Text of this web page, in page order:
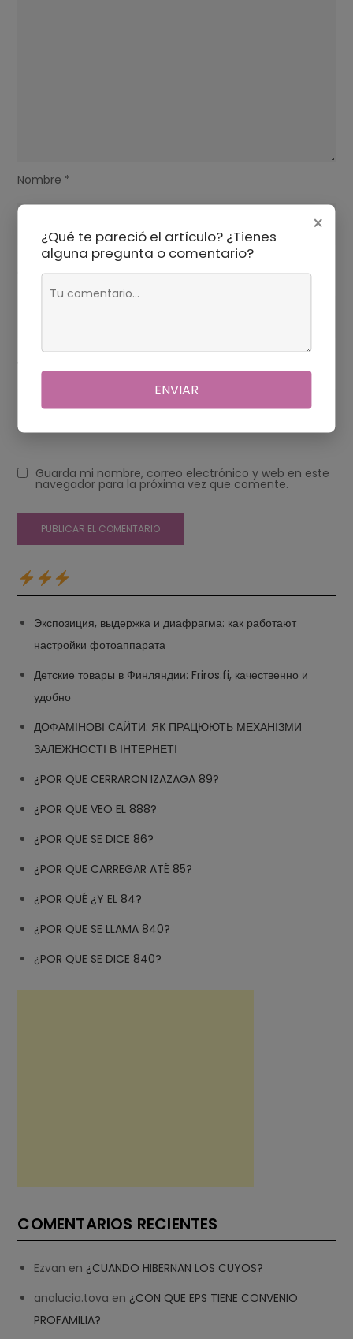
Nombre *
Correo electrónico*
Guarda mi nombre, correo electrónico y web en este
navegador para la próxima vez que comente.
Экспозиция, выдержка и диафрагма: как работают
настройки фотоаппарата
Детские товары в Финляндии: Friros.fi, качественно и
удобно
ДОФАМІНОВІ САЙТИ: ЯК ПРАЦЮЮТЬ МЕХАНІЗМИ
ЗАЛЕЖНОСТІ В ІНТЕРНЕТІ
¿POR QUE CERRARON IZAZAGA 89?
¿POR QUE VEO EL 888?
¿POR QUE SE DICE 86?
¿POR QUE CARREGAR ATÉ 85?
¿POR QUÉ ¿Y EL 84?
¿POR QUE SE LLAMA 840?
¿POR QUE SE DICE 840?
COMENTARIOS RECIENTES
Ezvan en ¿CUANDO HIBERNAN LOS CUYOS?
analucia.tova en ¿CON QUE EPS TIENE CONVENIO
PROFAMILIA?
×
¿Qué te pareció el artículo? ¿Tienes
alguna pregunta o comentario?
ENVIAR